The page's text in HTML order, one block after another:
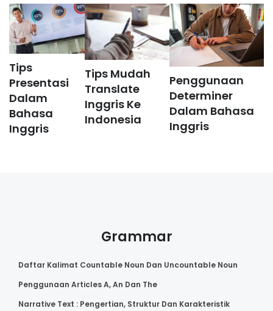
Tips
Presentasi
Dalam
Bahasa
Inggris
Tips Mudah
Translate
Inggris Ke
Indonesia
Penggunaan
Determiner
Dalam Bahasa
Inggris
Grammar
Daftar Kalimat Countable Noun Dan Uncountable Noun
Penggunaan Articles A, An Dan The
Narrative Text : Pengertian, Struktur Dan Karakteristik